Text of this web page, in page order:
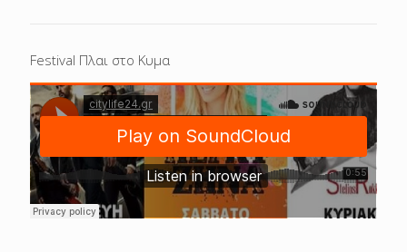
Festival Πλαι στο Κυμα